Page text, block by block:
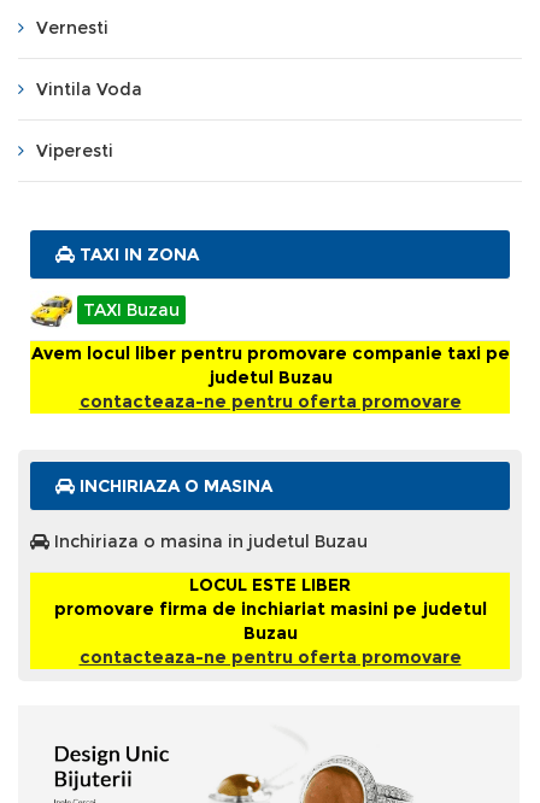
Vernesti
Vintila Voda
Viperesti
TAXI IN ZONA
TAXI Buzau
Avem locul liber pentru promovare companie taxi pe
judetul Buzau
contacteaza-ne pentru oferta promovare
INCHIRIAZA O MASINA
Inchiriaza o masina in judetul Buzau
LOCUL ESTE LIBER
promovare firma de inchiariat masini pe judetul
Buzau
contacteaza-ne pentru oferta promovare